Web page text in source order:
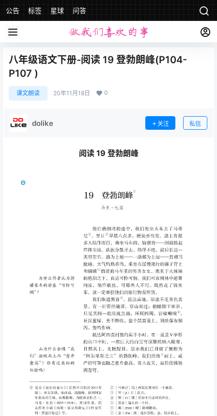
公告 标签 星球 问答
八年级语文下册-阅读 19 登勃朗峰(P104-
P107 )
课文朗读 20年11月18日 0
dolike 关注 私信
阅读 19 登勃朗峰